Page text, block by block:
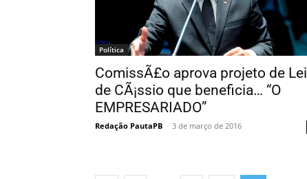
Política
ComissÃ£o aprova projeto de Lei
de CÃ¡ssio que beneficia… “O
EMPRESARIADO”
Redação PautaPB - 3 de março de 2016